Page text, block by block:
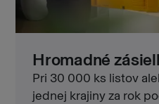
Hromadné
Pri 30 000 ks listov
jednej krajiny za rok